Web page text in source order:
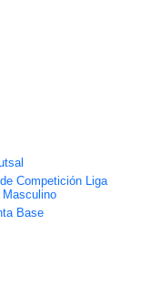
Competición Liga
Base